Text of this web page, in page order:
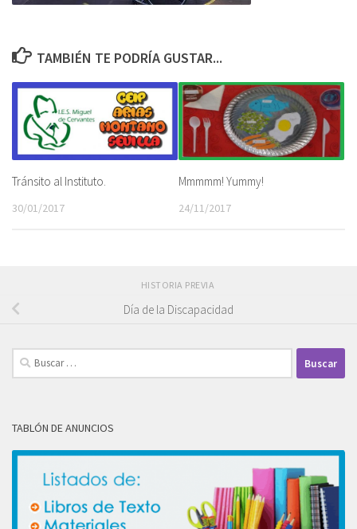
TAMBIÉN TE PODRÍA GUSTAR...
Tránsito al Instituto.
30/01/2017
Mmmmm! Yummy!
24/11/2017
HISTORIA PREVIA
Día de la Discapacidad
Buscar:
TABLÓN DE ANUNCIOS